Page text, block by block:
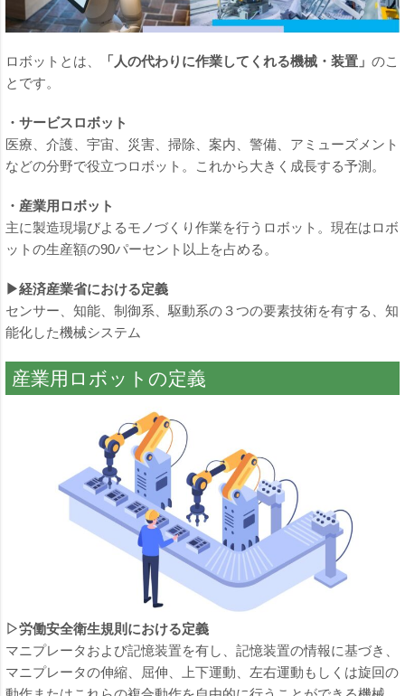
ロボットとは、 「人の代わりに作業してくれる機械・装置」 のこ
とです。
・サービスロボット
医療、介護、宇宙、災害、掃除、案内、警備、アミューズメント
などの分野で役立つロボット。これから大きく成長する予測。
・産業用ロボット
主に製造現場びよるモノづくり作業を行うロボット。現在はロボ
ットの生産額の90パーセント以上を占める。
▶経済産業省における定義
センサー、知能、制御系、駆動系の３つの要素技術を有する、知
能化した機械システム
産業用ロボットの定義
▷労働安全衛生規則における定義
マニプレータおよび記憶装置を有し、記憶装置の情報に基づき、
マニプレータの伸縮、屈伸、上下運動、左右運動もしくは旋回の